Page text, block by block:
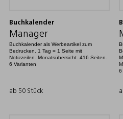
Buchkalender
Manager
Buchkalender als Werbeartikel zum
Bedrucken. 1 Tag = 1 Seite mit
Notizzeilen. Monatsübersicht. 416 Seiten.
6 Varianten
ab 50 Stück
6